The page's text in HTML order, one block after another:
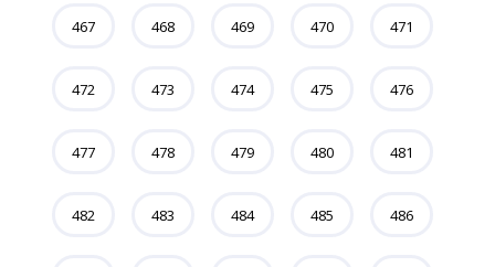
467 468 469 470 471
472 473 474 475 476
477 478 479 480 481
482 483 484 485 486